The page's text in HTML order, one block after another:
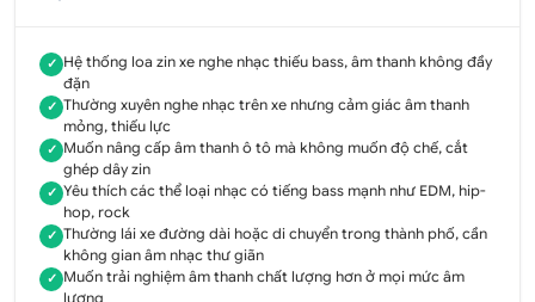
thanh tốt và chất lượng hơn, tái tạo âm thanh
được tròn trịa mang đến cảm giác đầy đặn,
mạnh mẽ và vững chắc hơn.
Không chỉ giúp làm tăng độ rộng, độ sâu cho
âm thanh mà loa Sub Westnoble còn giảm bớt
những âm thanh nặng cho bạn những giây phút
thưởng nhạc êm tai, dễ chịu hơn cùng với xế
cưng của mình.
✓ Hệ thống loa zin xe nghe nhạc thiếu bass, âm thanh không đầy
đặn
✓ Thường xuyên nghe nhạc trên xe nhưng cảm giác âm thanh
mỏng, thiếu lực
✓ Muốn nâng cấp âm thanh ô tô mà không muốn độ chế, cắt
ghép dây zin
✓ Yêu thích các thể loại nhạc có tiếng bass mạnh như EDM, hip-
hop, rock
✓ Thường lái xe đường dài hoặc di chuyển trong thành phố, cần
không gian âm nhạc thư giãn
✓ Muốn trải nghiệm âm thanh chất lượng hơn ở mọi mức âm
lượng